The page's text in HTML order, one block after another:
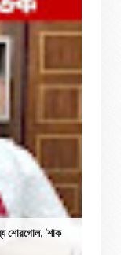
শোরগোল, ‘শাক